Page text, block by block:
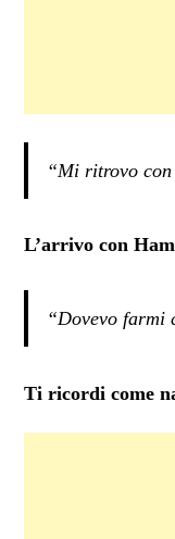
“Mi ritrovo con
L’arrivo con
“Dovevo farmi
Ti ricordi come